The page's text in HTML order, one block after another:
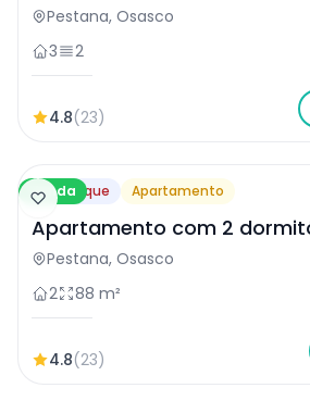
Osasco
Pestana, Osasco
3
2
4.8(23)
Venda
Destaque Apartamento
Apartamento com 2
Osasco
Pestana, Osasco
2
88 m²
4.8(23)